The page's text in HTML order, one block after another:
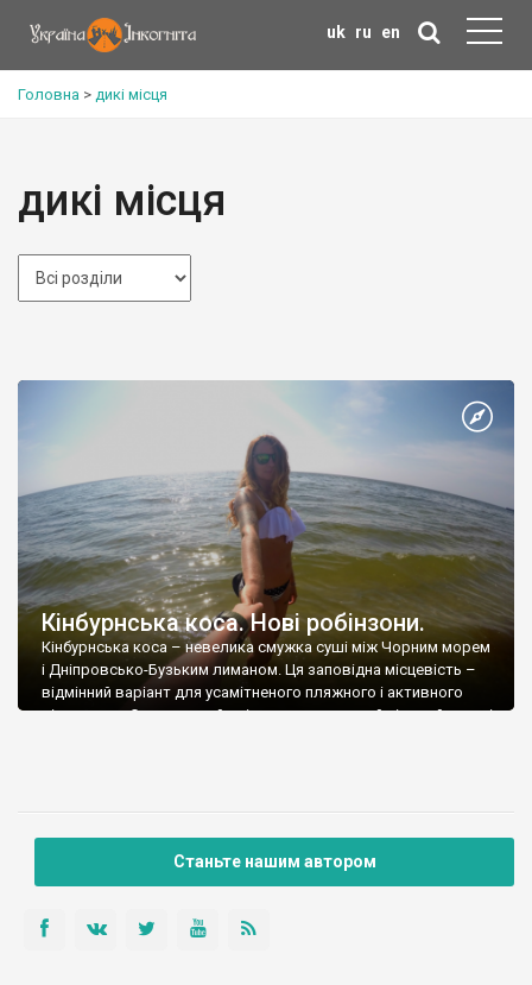
uk ru en
Головна > дикі місця
дикі місця
Кінбурнська коса. Нові робінзони.
Кінбурнська коса – невелика смужка суші між Чорним морем
і Дніпровсько-Бузьким лиманом. Ця заповідна місцевість –
відмінний варіант для усамітненого пляжного і активного
відпочинку. Сприятливий клімат, довжелезний піщаний пляж і
Станьте нашим автором